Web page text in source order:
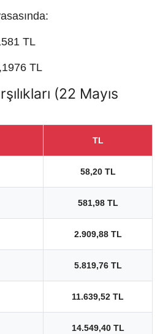
TL
TL
(22 Mayıs
TL
58,20 TL
581,98 TL
2.909,88 TL
5.819,76 TL
11.639,52 TL
14.549,40 TL